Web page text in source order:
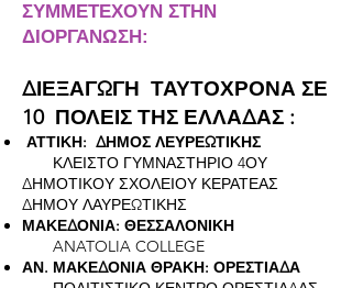
ΣΥΜΜΕΤΕΧΟΥΝ ΣΤΗΝ
ΔΙΟΡΓΑΝΩΣΗ:
ΔΙΕΞΑΓΩΓΗ ΤΑΥΤΟΧΡΟΝΑ ΣΕ
10 ΠΟΛΕΙΣ ΤΗΣ ΕΛΛΑΔΑΣ :
ΑΤΤΙΚΗ: ΔΗΜΟΣ ΛΕΥΡΕΩΤΙΚΗΣ
ΚΛΕΙΣΤΟ ΓΥΜΝΑΣΤΗΡΙΟ 4ΟΥ
ΔΗΜΟΤΙΚΟΥ ΣΧΟΛΕΙΟΥ ΚΕΡΑΤΕΑΣ
ΔΗΜΟΥ ΛΑΥΡΕΩΤΙΚΗΣ
ΜΑΚΕΔΟΝΙΑ: ΘΕΣΣΑΛΟΝΙΚΗ
ANATOLIA COLLEGE
ΑΝ. ΜΑΚΕΔΟΝΙΑ ΘΡΑΚΗ: ΟΡΕΣΤΙΑΔΑ